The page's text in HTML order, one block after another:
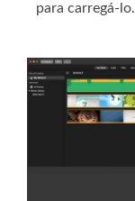
para carregá-lo.